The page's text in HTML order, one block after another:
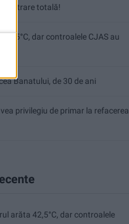
totală!
42,5°C, dar controalele CJAS au
Banatului, de 30 de ani
privilegiu de primar la refacerea
arăta 42,5°C, dar controalele